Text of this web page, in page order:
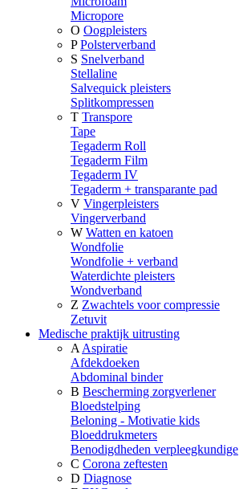
Micropore
O Oogpleisters
P Polsterverband
S Snelverband
Stellaline
Salvequick pleisters
Splitkompressen
T Transpore
Tape
Tegaderm Roll
Tegaderm Film
Tegaderm IV
Tegaderm + transparante pad
V Vingerpleisters
Vingerverband
W Watten en katoen
Wondfolie
Wondfolie + verband
Waterdichte pleisters
Wondverband
Z Zwachtels voor compressie
Zetuvit
Medische praktijk uitrusting
A Aspiratie
Afdekdoeken
Abdominal binder
B Bescherming zorgverlener
Bloedstelping
Beloning - Motivatie kids
Bloeddrukmeters
Benodigdheden verpleegkundige
C Corona zeftesten
D Diagnose